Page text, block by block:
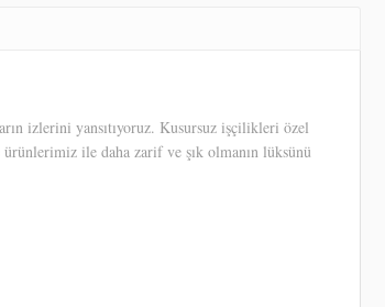
izlerini yansıtıyoruz. Kusursuz işçilikleri özel
ile daha zarif ve şık olmanın lüksünü